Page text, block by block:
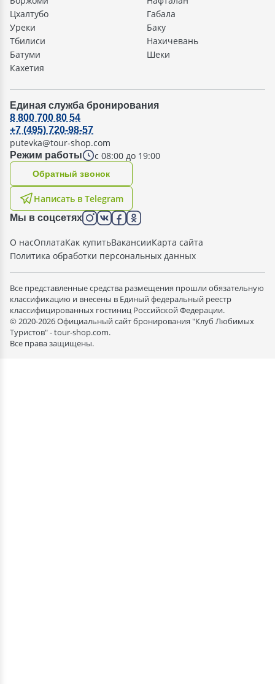
Цхалтубо
Уреки
Тбилиси
Батуми
Кахетия
Габала
Баку
Нахичевань
Шеки
Единая служба бронирования
Режим работы с 08:00 до 19:00
8 800 700 80 54
+7 (495) 720-98-57
putevka@tour-shop.com
Написать в Telegram
Oбратный звонок
Мы в соцсетях
О насОплатаКак купитьВакансииКарта сайта
Политика обработки персональных данных
Все представленные средства размещения прошли обязательную
классификацию и внесены в Единый федеральный реестр
классифицированных гостиниц Российской Федерации.
© 2020-2026 Официальный сайт бронирования "Клуб Любимых
Туристов" - tour-shop.com.
Все права защищены.